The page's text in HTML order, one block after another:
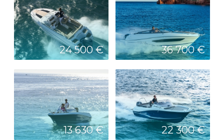
24 500 € 36 700 €
13 630 € 22 300 €